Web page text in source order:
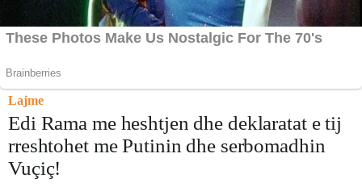
Lajme
Edi Rama me heshtjen dhe deklaratat e tij
rreshtohet me Putinin dhe serbomadhin
Vuçiç!